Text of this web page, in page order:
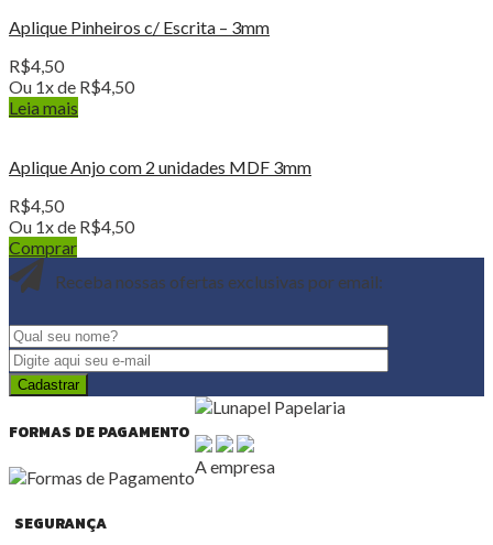
Aplique Pinheiros c/ Escrita – 3mm
R$4,50
Ou 1x de R$4,50
Leia mais
Aplique Anjo com 2 unidades MDF 3mm
R$4,50
Ou 1x de R$4,50
Comprar
Receba nossas ofertas exclusivas por email:
FORMAS DE PAGAMENTO
SEGURANÇA
A empresa